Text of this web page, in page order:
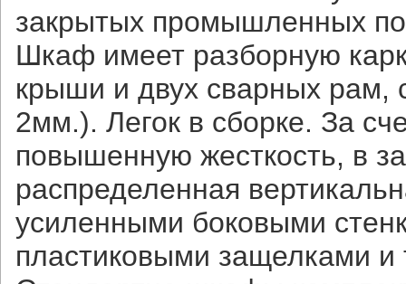
закрытых промышленных
Шкаф имеет разборную
крыши и двух сварных рам,
2мм.). Легок в сборке. За
повышенную жесткость, в
распределенная
усиленными боковыми
пластиковыми защелками